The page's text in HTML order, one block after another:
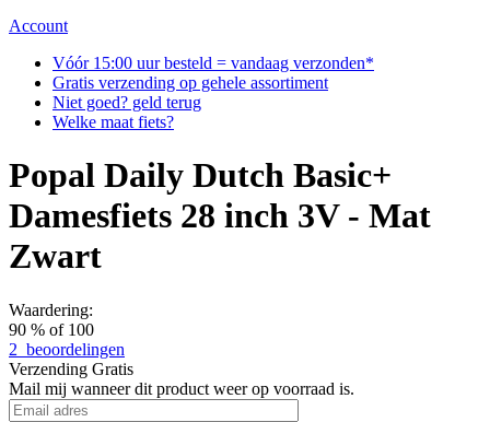
Account
Vóór 15:00 uur besteld = vandaag verzonden*
Gratis verzending op gehele assortiment
Niet goed? geld terug
Welke maat fiets?
Popal Daily Dutch Basic+
Damesfiets 28 inch 3V - Mat
Zwart
Waardering:
90 % of 100
2 beoordelingen
Verzending Gratis
Mail mij wanneer dit product weer op voorraad is.